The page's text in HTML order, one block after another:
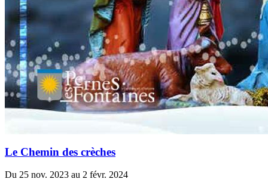
Le Chemin des crèches
Du 25 nov. 2023 au 2 févr. 2024